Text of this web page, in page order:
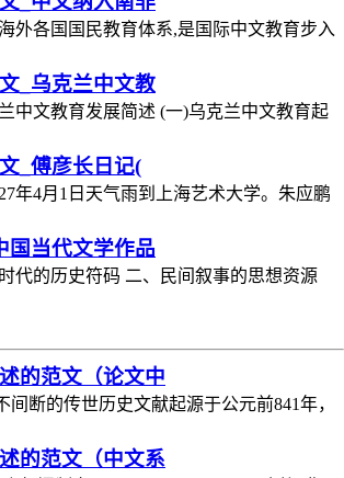
外各国国民教育体系,是国际中文教育步入
_乌克兰中文教
中文教育发展简述 (一)乌克兰中文教育起
_傅彦长日记(
年4月1日天气雨到上海艺术大学。朱应鹏
国当代文学作品
代的历史符码 二、民间叙事的思想资源
的范文（论文中
间断的传世历史文献起源于公元前841年，
的范文（中文系